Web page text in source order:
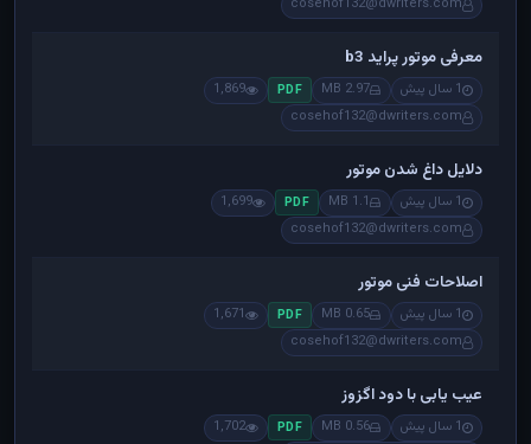
cosehof132@dwriters.com
معرفی موتور پراید b3
1 سال پیش 2.97 MB
PDF
1,869
cosehof132@dwriters.com
دلایل داغ شدن موتور
1 سال پیش 1.1 MB
PDF
1,699
cosehof132@dwriters.com
اصلاحات فنی موتور
1 سال پیش 0.65 MB
PDF
1,671
cosehof132@dwriters.com
عیب یابی با دود اگزوز
1 سال پیش 0.56 MB
PDF
1,702